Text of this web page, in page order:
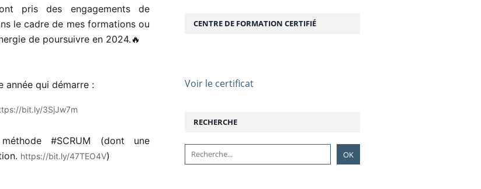
pris des engagements de
le cadre de mes formations ou
de poursuivre en 2024.🔥
année qui démarre :
bit.ly/3SjJw7m
#SCRUM
(dont une
https://bit.ly/47TEO4V)
RECHERCHE
CENTRE DE FORMATION CERTIFIÉ
Voir le certificat